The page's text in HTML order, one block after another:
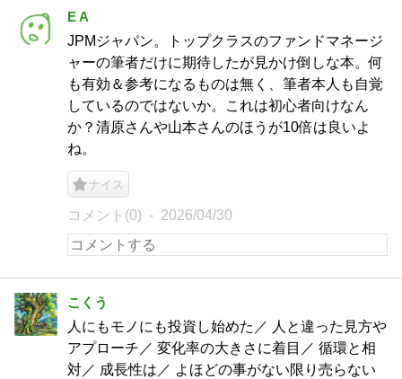
E A
JPMジャパン。トップクラスのファンドマネージ
ャーの筆者だけに期待したが見かけ倒しな本。何
も有効＆参考になるものは無く、筆者本人も自覚
しているのではないか。これは初心者向けなん
か？清原さんや山本さんのほうが10倍は良いよ
ね。
ナイス
コメント(0) 2026/04/30
こくう
人にもモノにも投資し始めた／ 人と違った見方や
アプローチ／ 変化率の大きさに着目／ 循環と相
対／ 成長性は／ よほどの事がない限り売らない